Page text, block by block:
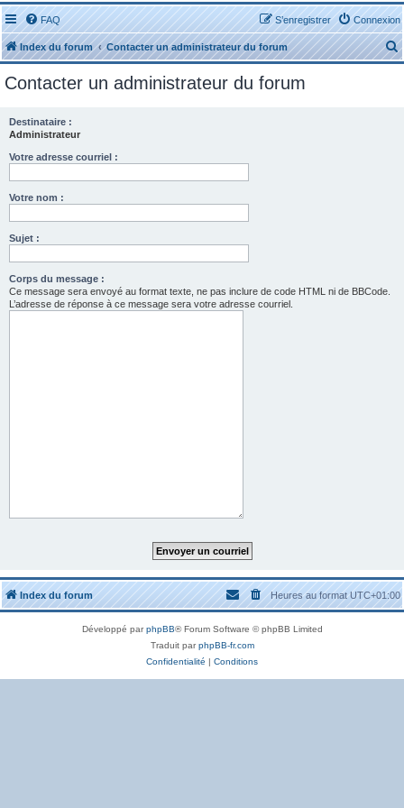
FAQ Connexion
S’enregistrer
Index du forum Contacter un administrateur du forum
e
Contacter un administrateur du forum
Destinataire :
Administrateur
Votre adresse courriel :
Votre nom :
Sujet :
Corps du message :
Ce message sera envoyé au format texte, ne pas inclure de code HTML ni de BBCode.
L’adresse de réponse à ce message sera votre adresse courriel.
Index du forum Heures au formatUTC+01:00
Développé parphpBB® Forum Software © phpBB Limited
Traduit parphpBB-fr.com
Confidentialité | Conditions